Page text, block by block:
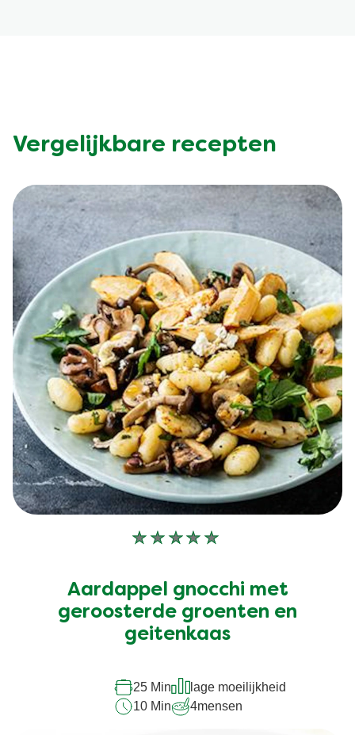
Vergelijkbare recepten
Geen
voor
deze
recipe
Aardappel gnocchi met
geroosterde groenten en
geitenkaas
25 Min
lage moeilijkheid
10 Min
4mensen